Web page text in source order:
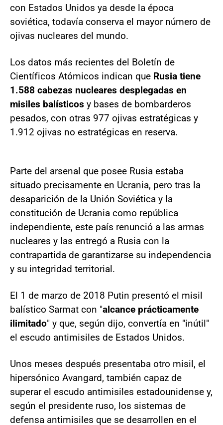
con Estados Unidos ya desde la época
soviética, todavía conserva el mayor número de
ojivas nucleares del mundo.
Los datos más recientes del Boletín de
Científicos Atómicos indican que Rusia tiene
1.588 cabezas nucleares desplegadas en
misiles balísticos y bases de bombarderos
pesados, con otras 977 ojivas estratégicas y
1.912 ojivas no estratégicas en reserva.
Parte del arsenal que posee Rusia estaba
situado precisamente en Ucrania, pero tras la
desaparición de la Unión Soviética y la
constitución de Ucrania como república
independiente, este país renunció a las armas
nucleares y las entregó a Rusia con la
contrapartida de garantizarse su independencia
y su integridad territorial.
El 1 de marzo de 2018 Putin presentó el misil
balístico Sarmat con "alcance prácticamente
ilimitado" y que, según dijo, convertía en "inútil"
el escudo antimisiles de Estados Unidos.
Unos meses después presentaba otro misil, el
hipersónico Avangard, también capaz de
superar el escudo antimisiles estadounidense y,
según el presidente ruso, los sistemas de
defensa antimisiles que se desarrollen en el